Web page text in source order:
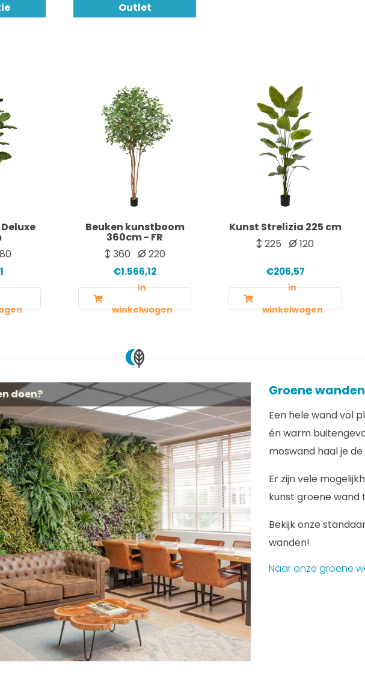
Outlet
Beuken kunstboom
360cm - FR
360
220
€1.566,12
in
winkelwagen
Kunst Strelizia 225 cm
225
120
€206,57
in
winkelwagen
doen? Groene wanden
Een hele wand vol
én warm
moswand haal je
Er zijn vele
kunst groene wand
Bekijk onze
wanden!
Naar onze groene